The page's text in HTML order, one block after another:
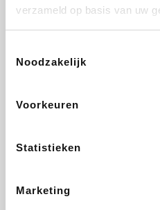
verzameld op basis van uw
Noodzakelijk
Voorkeuren
Statistieken
Marketing
DectDirect